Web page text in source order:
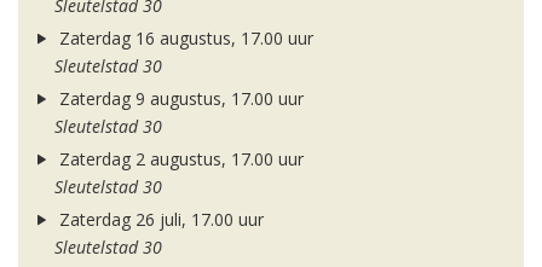
Sleutelstad 30
Zaterdag 16 augustus, 17.00 uur
Sleutelstad 30
Zaterdag 9 augustus, 17.00 uur
Sleutelstad 30
Zaterdag 2 augustus, 17.00 uur
Sleutelstad 30
Zaterdag 26 juli, 17.00 uur
Sleutelstad 30